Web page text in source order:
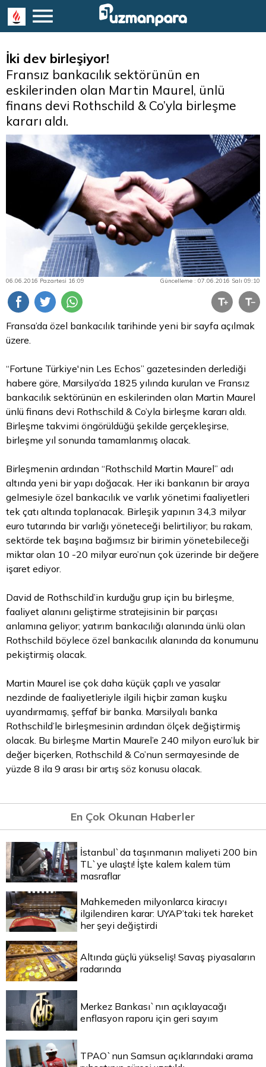
İki dev birleşiyor!
Fransız bankacılık sektörünün en
eskilerinden olan Martin Maurel, ünlü
finans devi Rothschild & Co’yla birleşme
kararı aldı.
06.06.2016 Pazartesi 16:09 Güncelleme : 07.06.2016 Salı 09:10
Fransa’da özel bankacılık tarihinde yeni bir sayfa açılmak
üzere.
“Fortune Türkiye'nin Les Echos” gazetesinden derlediği
habere göre, Marsilya’da 1825 yılında kurulan ve Fransız
bankacılık sektörünün en eskilerinden olan Martin Maurel
ünlü finans devi Rothschild & Co’yla birleşme kararı aldı.
Birleşme takvimi öngörüldüğü şekilde gerçekleşirse,
birleşme yıl sonunda tamamlanmış olacak.
Birleşmenin ardından “Rothschild Martin Maurel” adı
altında yeni bir yapı doğacak. Her iki bankanın bir araya
gelmesiyle özel bankacılık ve varlık yönetimi faaliyetleri
tek çatı altında toplanacak. Birleşik yapının 34,3 milyar
euro tutarında bir varlığı yöneteceği belirtiliyor; bu rakam,
sektörde tek başına bağımsız bir birimin yönetebileceği
miktar olan 10 -20 milyar euro’nun çok üzerinde bir değere
işaret ediyor.
David de Rothschild’in kurduğu grup için bu birleşme,
faaliyet alanını geliştirme stratejisinin bir parçası
anlamına geliyor; yatırım bankacılığı alanında ünlü olan
Rothschild böylece özel bankacılık alanında da konumunu
pekiştirmiş olacak.
Martin Maurel ise çok daha küçük çaplı ve yasalar
nezdinde de faaliyetleriyle ilgili hiçbir zaman kuşku
uyandırmamış, şeffaf bir banka. Marsilyalı banka
Rothschild’le birleşmesinin ardından ölçek değiştirmiş
olacak. Bu birleşme Martin Maurel’e 240 milyon euro’luk bir
değer biçerken, Rothschild & Co’nun sermayesinde de
yüzde 8 ila 9 arası bir artış söz konusu olacak.
En Çok Okunan Haberler
İstanbul`da taşınmanın maliyeti 200 bin
TL`ye ulaştı! İşte kalem kalem tüm
masraflar
Mahkemeden milyonlarca kiracıyı
ilgilendiren karar: UYAP’taki tek hareket
her şeyi değiştirdi
Altında güçlü yükseliş! Savaş piyasaların
radarında
Merkez Bankası`nın açıklayacağı
enflasyon raporu için geri sayım
TPAO`nun Samsun açıklarındaki arama